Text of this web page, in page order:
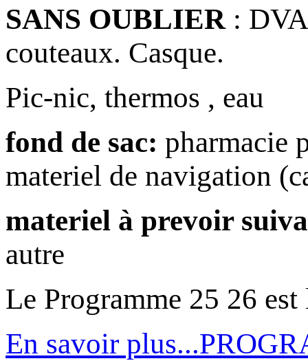
SANS OUBLIER:
couteaux. Casque.
Pic-nic, thermos , eau
fond de sac: pharmacie
materiel de navigation
materiel à prevoir
autre
Le Programme 25 26
En savoir